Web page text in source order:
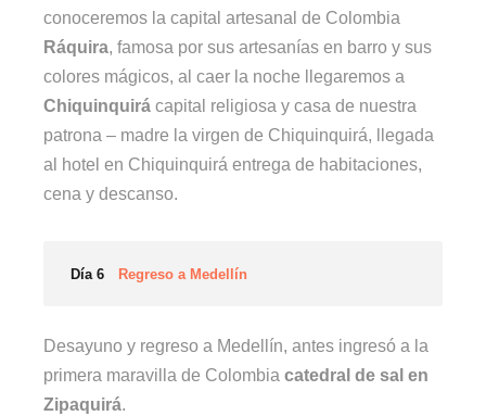
conoceremos la capital artesanal de Colombia
Ráquira, famosa por sus artesanías en barro y sus
colores mágicos, al caer la noche llegaremos a
Chiquinquirá capital religiosa y casa de nuestra
patrona – madre la virgen de Chiquinquirá, llegada
al hotel en Chiquinquirá entrega de habitaciones,
cena y descanso.
Día 6 Regreso a Medellín
Desayuno y regreso a Medellín, antes ingresó a la
primera maravilla de Colombia catedral de sal en
Zipaquirá.